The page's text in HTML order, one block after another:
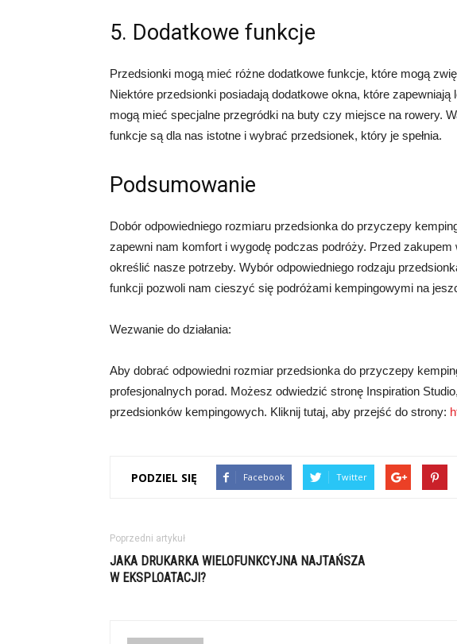
5. Dodatkowe funkcje
Przedsionki mogą mieć różne dodatkowe funkcje, które mogą
Niektóre przedsionki posiadają dodatkowe okna, które
mogą mieć specjalne przegródki na buty czy miejsce na rowery.
funkcje są dla nas istotne i wybrać przedsionek, który je spełnia.
Podsumowanie
Dobór odpowiedniego rozmiaru przedsionka do przyczepy
zapewni nam komfort i wygodę podczas podróży. Przed
określić nasze potrzeby. Wybór odpowiedniego rodzaju
funkcji pozwoli nam cieszyć się podróżami kempingowymi na
Wezwanie do działania:
Aby dobrać odpowiedni rozmiar przedsionka do przyczepy
profesjonalnych porad. Możesz odwiedzić stronę Inspiration
przedsionków kempingowych. Kliknij tutaj, aby przejść do strony:
PODZIEL SIĘ Facebook Twitter
Poprzedni artykuł
JAKA DRUKARKA WIELOFUNKCYJNA NAJTAŃSZA
W EKSPLOATACJI?